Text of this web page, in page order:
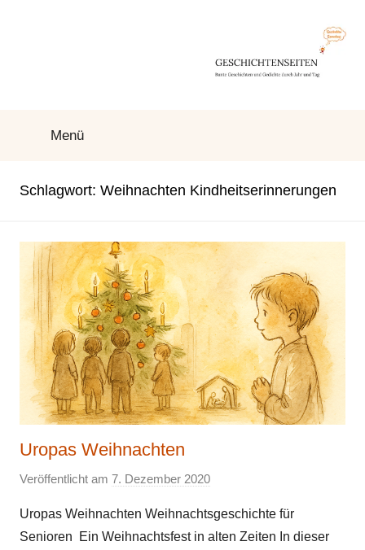
Jahr
Menü
Schlagwort: Weihnachten Kindheitserinnerungen
Uropas Weihnachten
Veröffentlicht am 7. Dezember 2020
n
E
Uropas Weihnachten Weihnachtsgeschichte für
Senioren Ein Weihnachtsfest in alten Zeiten In dieser